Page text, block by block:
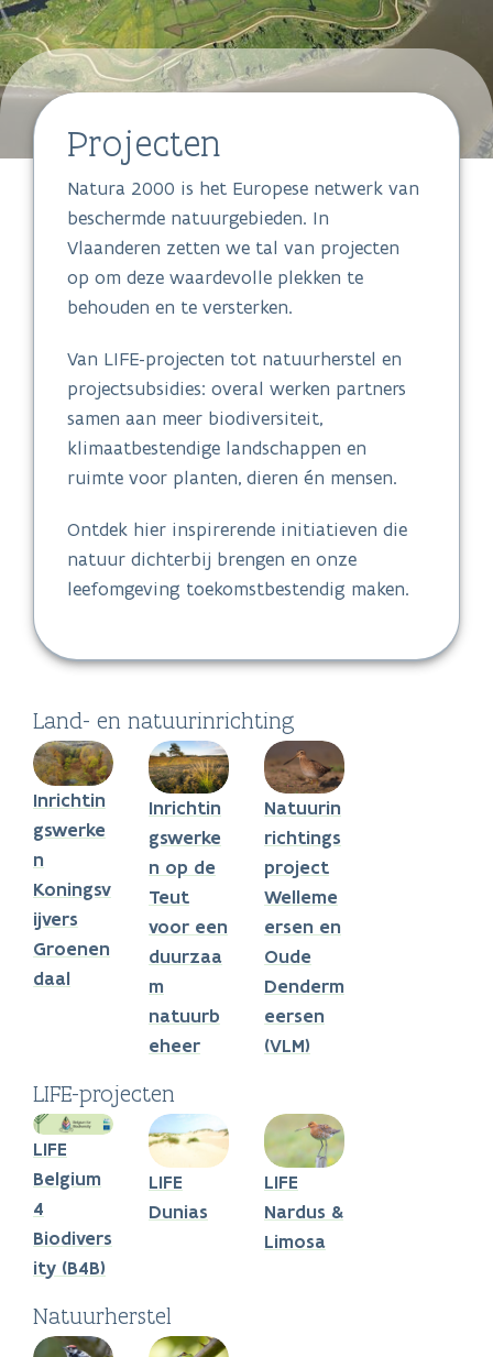
Projecten
Natura 2000 is het Europese netwerk van
beschermde natuurgebieden. In
Vlaanderen zetten we tal van projecten
op om deze waardevolle plekken te
behouden en te versterken.
Van LIFE-projecten tot natuurherstel en
projectsubsidies: overal werken partners
samen aan meer biodiversiteit,
klimaatbestendige landschappen en
ruimte voor planten, dieren én mensen.
Ontdek hier inspirerende initiatieven die
natuur dichterbij brengen en onze
leefomgeving toekomstbestendig maken.
Land- en natuurinrichting
Inrichtin
gswerke
n
Koningsv
ijvers
Groenen
daal
Inrichtin
gswerke
n op de
Teut
voor een
duurzaa
m
natuurb
eheer
Natuurin
richtings
project
Welleme
ersen en
Oude
Denderm
eersen
(VLM)
LIFE-projecten
LIFE
Belgium
4
Biodivers
ity (B4B)
LIFE
Dunias
LIFE
Nardus &
Limosa
Natuurherstel